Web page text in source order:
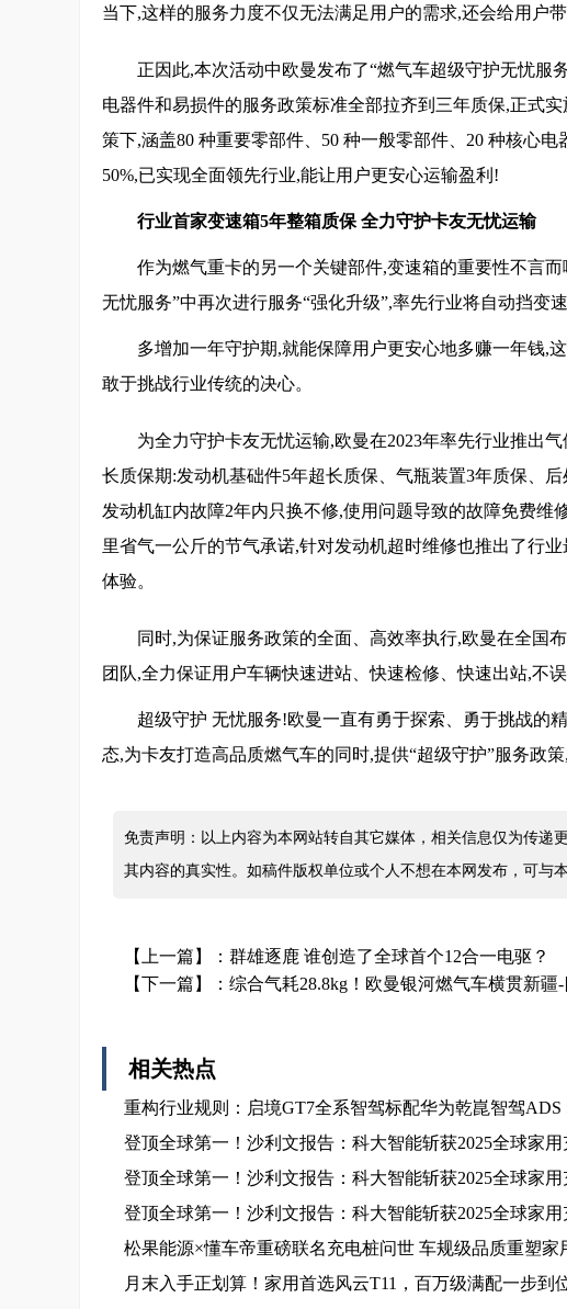
当下,这样的服务力度不仅无法满足用户的需求,还会给用户带
正因此,本次活动中欧曼发布了“燃气车超级守护无忧服
电器件和易损件的服务政策标准全部拉齐到三年质保,正式
策下,涵盖80 种重要零部件、50 种一般零部件、20 种核心
50%,已实现全面领先行业,能让用户更安心运输盈利!
行业首家变速箱5年整箱质保 全力守护卡友无忧运输
作为燃气重卡的另一个关键部件,变速箱的重要性不言
无忧服务”中再次进行服务“强化升级”,率先行业将自动挡变
多增加一年守护期,就能保障用户更安心地多赚一年钱,
敢于挑战行业传统的决心。
为全力守护卡友无忧运输,欧曼在2023年率先行业推出
长质保期:发动机基础件5年超长质保、气瓶装置3年质保、
发动机缸内故障2年内只换不修,使用问题导致的故障免费
里省气一公斤的节气承诺,针对发动机超时维修也推出了行
体验。
同时,为保证服务政策的全面、高效率执行,欧曼在全国
团队,全力保证用户车辆快速进站、快速检修、快速出站,不
超级守护 无忧服务!欧曼一直有勇于探索、勇于挑战的
态,为卡友打造高品质燃气车的同时,提供“超级守护”服务政
免责声明：以上内容为本网站转自其它媒体，相关信息仅为传递
其内容的真实性。如稿件版权单位或个人不想在本网发布，可与
【上一篇】： 群雄逐鹿 谁创造了全球首个12合一电驱？
【下一篇】： 综合气耗28.8kg！欧曼银河燃气车横贯新疆
相关热点
重构行业规则：启境GT7全系智驾标配华为乾崑智驾ADS
登顶全球第一！沙利文报告：科大智能斩获2025全球家
登顶全球第一！沙利文报告：科大智能斩获2025全球家
登顶全球第一！沙利文报告：科大智能斩获2025全球家
松果能源×懂车帝重磅联名充电桩问世 车规级品质重塑家
月末入手正划算！家用首选风云T11，百万级满配一步到